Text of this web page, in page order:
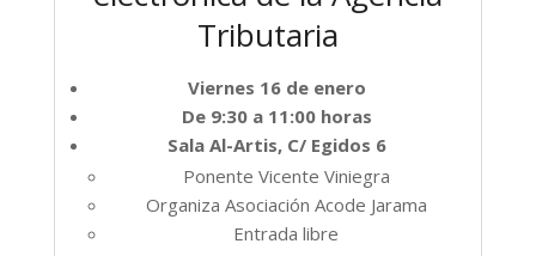
Tributaria
Viernes 16 de enero
De 9:30 a 11:00 horas
Sala Al-Artis, C/ Egidos 6
Ponente Vicente Viniegra
Organiza Asociación Acode Jarama
Entrada libre